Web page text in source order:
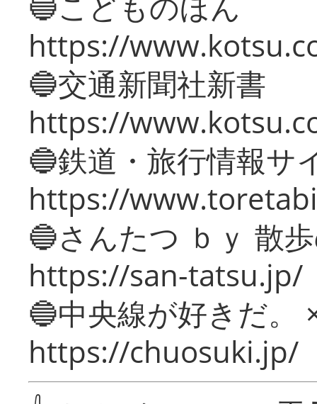
https://
🔵交通新聞社新書
https://
🔵鉄道・旅行情報サ
https://
🔵さんたつ ｂｙ 散
https://san-tatsu.jp/
🔵中央線が好きだ。
https://chuosuki.jp/